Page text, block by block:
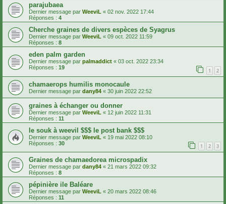
parajubaea
Dernier message par WeeviL « 02 nov. 2022 17:44
Réponses : 4
Cherche graines de divers espèces de Syagrus
Dernier message par WeeviL « 09 oct. 2022 11:59
Réponses : 8
eden palm garden
Dernier message par palmaddict « 03 oct. 2022 23:34
Réponses : 19 1 2
chamaerops humilis monocaule
Dernier message par dany84 « 30 juin 2022 22:52
graines à échanger ou donner
Dernier message par WeeviL « 12 juin 2022 11:31
Réponses : 11
le souk à weevil $$$ le post bank $$$
Dernier message par WeeviL « 19 mai 2022 08:10
Réponses : 30 1 2 3
Graines de chamaedorea microspadix
Dernier message par dany84 « 21 mars 2022 09:32
Réponses : 8
pépinière ile Baléare
Dernier message par WeeviL « 20 mars 2022 08:46
Réponses : 11